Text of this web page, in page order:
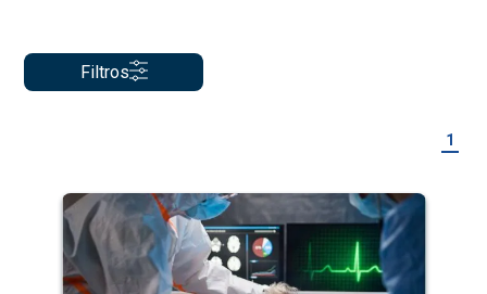
Filtros
1